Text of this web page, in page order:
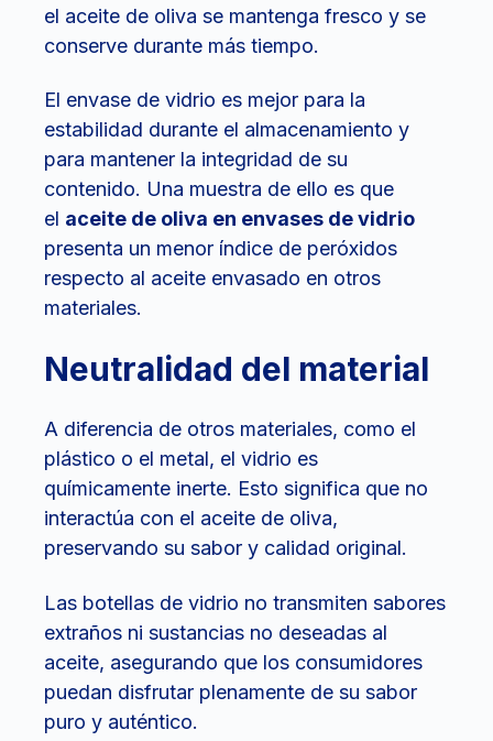
el aceite de oliva se mantenga fresco y se
conserve durante más tiempo.
El envase de vidrio es mejor para la
estabilidad durante el almacenamiento y
para mantener la integridad de su
contenido. Una muestra de ello es que
el aceite de oliva en envases de vidrio
presenta un menor índice de peróxidos
respecto al aceite envasado en otros
materiales.
Neutralidad del material
A diferencia de otros materiales, como el
plástico o el metal, el vidrio es
químicamente inerte. Esto significa que no
interactúa con el aceite de oliva,
preservando su sabor y calidad original.
Las botellas de vidrio no transmiten sabores
extraños ni sustancias no deseadas al
aceite, asegurando que los consumidores
puedan disfrutar plenamente de su sabor
puro y auténtico.